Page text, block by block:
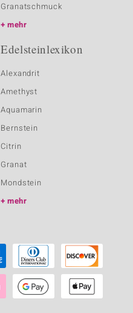
Granatschmuck
mehr
Edelsteinlexikon
Alexandrit
Amethyst
Aquamarin
Bernstein
Citrin
Granat
Mondstein
mehr